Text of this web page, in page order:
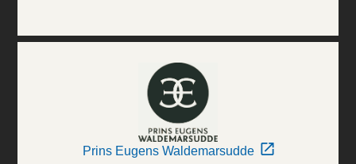
Prins Eugens Waldemarsudde